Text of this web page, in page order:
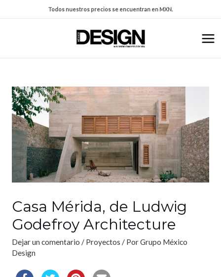
Todos nuestros precios se encuentran en MXN.
Casa Mérida, de Ludwig
Godefroy Architecture
Dejar un comentario / Proyectos / PorGrupo México
Design